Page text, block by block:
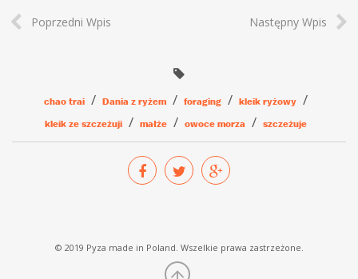
Poprzedni Wpis Następny Wpis
chao trai Dania z ryżem foraging
kleik ryżowy
kleik ze szczeżuji
małże owoce morza szczeżuje
© 2019 Pyza made in Poland. Wszelkie prawa zastrzeżone.